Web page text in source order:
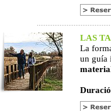
LAS
La
un guía